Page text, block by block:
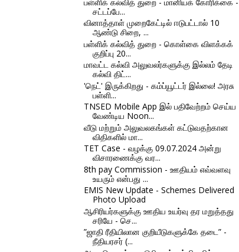
சட்டப்பே...
வினாத்தாள் முறைகேட்டில் ஈடுபட்டால் 10
ஆண்டு சிறை, ...
பள்ளிக் கல்வித் துறை - கொள்கை விளக்கக்
குறிப்பு 20...
மாவட்ட கல்வி அலுவலர்களுக்கு இல்லம் தேடி
கல்வி திட்...
'நெட்' இருக்கிறது - கம்ப்யூட்டர் இல்லை! அரசு
பள்ளி...
TNSED Mobile App இல் பதிவேற்றம் செய்ய
வேண்டிய Noon...
வீடு மற்றும் அலுவலகங்கள் கட்டுவதற்கான
விதிகளில் மா...
TET Case - வழக்கு 09.07.2024 அன்று
விசாரணைக்கு வர...
8th pay Commission - ஊதியம் எவ்வளவு
உயரும் என்பது ...
EMIS New Update - Schemes Delivered
Photo Upload
ஆசிரியர்களுக்கு ஊதிய உயர்வு தர மறுத்தது
சரியே - செ...
”ஜாதி ரீதியிலான குறியீடுகளுக்கே தடை” -
நீதியரசர் (...